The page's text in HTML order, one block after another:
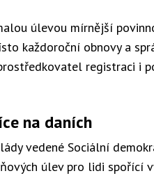
úlevou mírnější
každoroční obnovy a
registraci i
na daních
vedené Sociální
úlev pro lidi spořící